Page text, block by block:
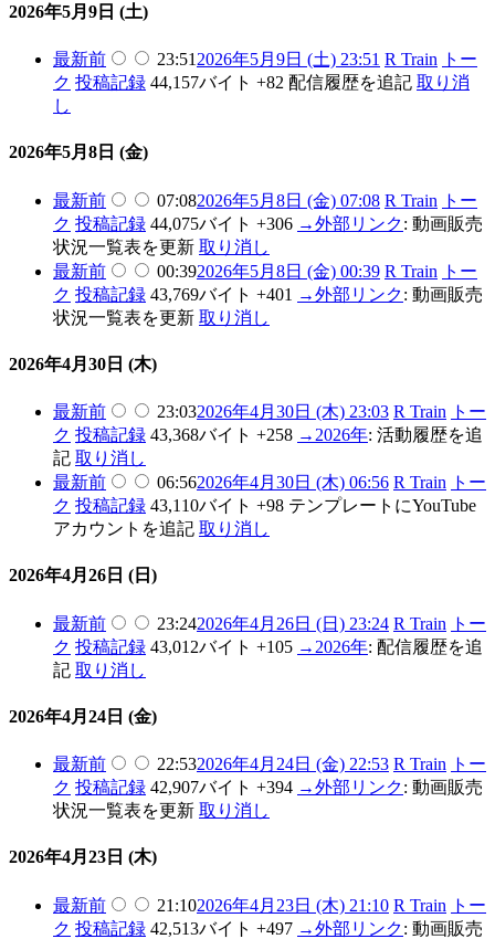
2026年5月9日 (土)
最新前 23:51 2026年5月9日 (土) 23:51 R Train
トー
ク 投稿記録 44,157バイト +82 配信履歴を追記 取り消
し
2026年5月8日 (金)
最新前 07:082026年5月8日 (金) 07:08 R Train
トー
ク 投稿記録 44,075バイト +306 →外部リンク: 動画販売
状況一覧表を更新 取り消し
最新前 00:392026年5月8日 (金) 00:39 R Train
トー
ク 投稿記録 43,769バイト +401 →外部リンク: 動画販売
状況一覧表を更新 取り消し
2026年4月30日 (木)
最新前 23:032026年4月30日 (木) 23:03 R Train
トー
ク 投稿記録 43,368バイト +258 → 2026年: 活動履歴を追
記 取り消し
最新前 06:562026年4月30日 (木) 06:56 R Train
トー
ク 投稿記録 43,110バイト +98 テンプレートにYouTube
アカウントを追記 取り消し
2026年4月26日 (日)
最新前 23:242026年4月26日 (日) 23:24 R Train
トー
ク 投稿記録 43,012バイト +105 → 2026年: 配信履歴を追
記 取り消し
2026年4月24日 (金)
最新前 22:532026年4月24日 (金) 22:53 R Train
トー
ク 投稿記録 42,907バイト +394 →外部リンク: 動画販売
状況一覧表を更新 取り消し
2026年4月23日 (木)
最新前 21:102026年4月23日 (木) 21:10 R Train
トー
ク 投稿記録 42,513バイト +497 →外部リンク: 動画販売